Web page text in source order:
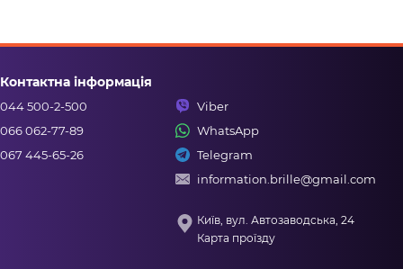
Контактна інформація
044 500-2-500
066 062-77-89
067 445-65-26
Viber
WhatsApp
Telegram
information.brille@gmail.com
Київ, вул. Автозаводська, 24
Карта проїзду